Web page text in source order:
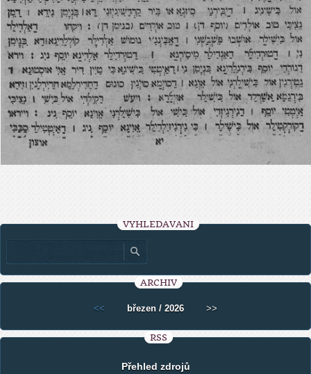
VYHLEDÁVÁNÍ
ARCHIV
<< březen / 2026 >>
RSS
Přehled zdrojů